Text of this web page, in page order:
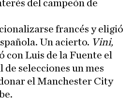
del campeón de
francés y eligió
Un acierto. Vini,
con Luis de la Fuente el
selecciones un mes
el Manchester City